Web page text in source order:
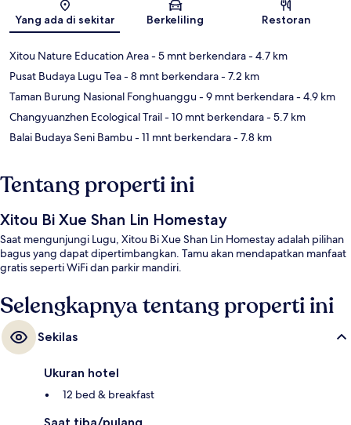
Peta
Yang ada di sekitar Berkeliling Restoran
Xitou Nature Education Area- 5 mnt berkendara- 4.7 km
Pusat Budaya Lugu Tea- 8 mnt berkendara- 7.2 km
Taman Burung Nasional Fonghuanggu- 9 mnt berkendara- 4.9 km
Changyuanzhen Ecological Trail- 10 mnt berkendara- 5.7 km
Balai Budaya Seni Bambu- 11 mnt berkendara- 7.8 km
Tentang properti ini
Xitou Bi Xue Shan Lin Homestay
Saat mengunjungi Lugu, Xitou Bi Xue Shan Lin Homestay adalah pilihan
bagus yang dapat dipertimbangkan. Tamu akan mendapatkan manfaat
gratis seperti WiFi dan parkir mandiri.
Selengkapnya tentang properti ini
Sekilas
Ukuran hotel
12 bed & breakfast